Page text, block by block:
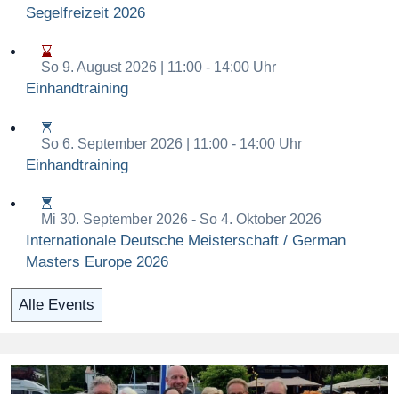
Segelfreizeit 2026
So 9. August 2026 | 11:00 - 14:00 Uhr
Einhandtraining
So 6. September 2026 | 11:00 - 14:00 Uhr
Einhandtraining
Mi 30. September 2026 - So 4. Oktober 2026
Internationale Deutsche Meisterschaft / German
Masters Europe 2026
Alle Events